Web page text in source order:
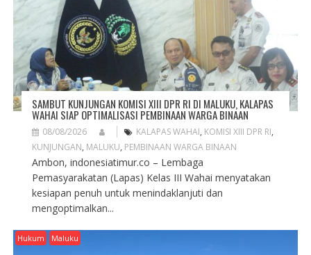
O
SAMBUT KUNJUNGAN KOMISI XIII DPR RI DI MALUKU, KALAPAS
WAHAI SIAP OPTIMALISASI PEMBINAAN WARGA BINAAN
08/08/2026 KALAPAS WAHAI, KOMISI XIII DPR RI,
KUNJUNGAN, MALUKU, PEMBINAAN WARGA BINAAN
Ambon, indonesiatimur.co – Lembaga
Pemasyarakatan (Lapas) Kelas III Wahai menyatakan
kesiapan penuh untuk menindaklanjuti dan
mengoptimalkan...
Hukum Maluku